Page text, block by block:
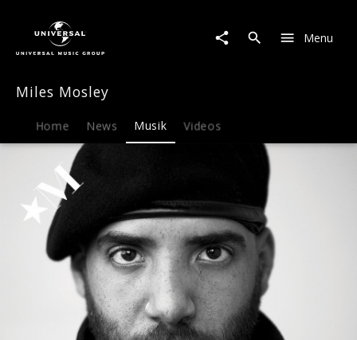
Musik
UPRISING
Menu
Miles Mosley
Home News Musik Videos